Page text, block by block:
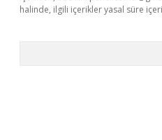
halinde, ilgili içerikler yasal süre